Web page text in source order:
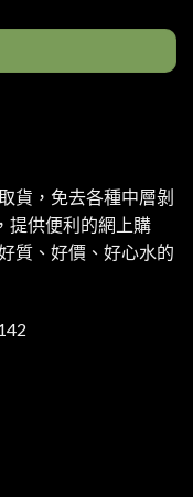
貨，免去各種中層剝
提供便利的網上購
質、好價、好心水的